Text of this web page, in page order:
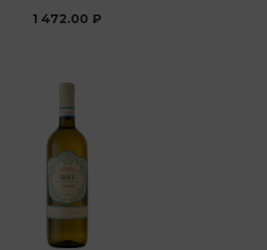
1 472.00 ₽